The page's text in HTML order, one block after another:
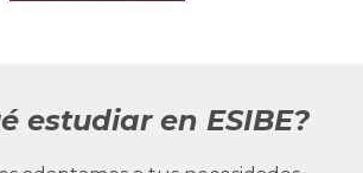
estudiar en ESIBE?